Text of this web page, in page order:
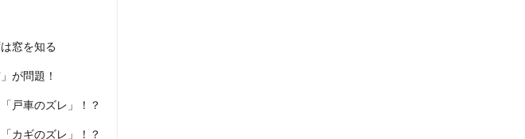
窓を知る
が問題！
戸車のズレ」！？
カギのズレ」！？